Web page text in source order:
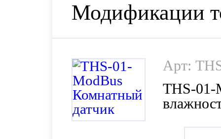
Модификации
Арт:
THS-01-